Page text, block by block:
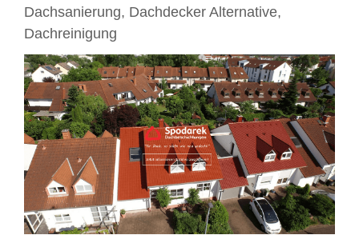
Dachsanierung, Dachdecker Alternative,
Dachreinigung